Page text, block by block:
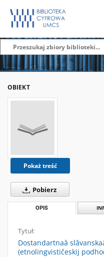
OBIEKT
Pokaż treść
Pobierz
OPIS
Tytuł:
Dostandartnaâ
(etnolingvističeskij